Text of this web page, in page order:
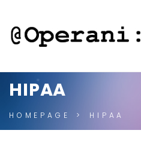
HIPAA
HOMEPAGE HIPAA